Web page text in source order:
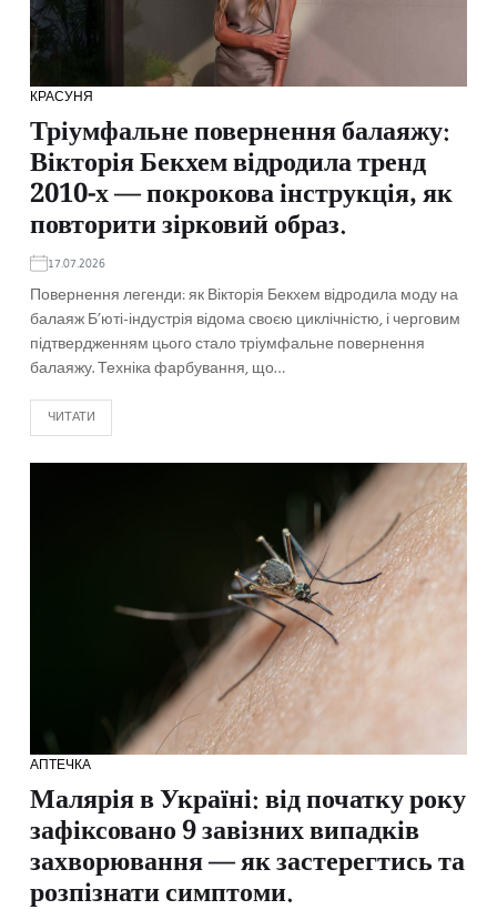
КРАСУНЯ
Тріумфальне повернення балаяжу:
Вікторія Бекхем відродила тренд
2010-х — покрокова інструкція, як
повторити зірковий образ.
17.07.2026
Повернення легенди: як Вікторія Бекхем відродила моду на
балаяж Б’юті-індустрія відома своєю циклічністю, і черговим
підтвердженням цього стало тріумфальне повернення
балаяжу. Техніка фарбування, що…
ЧИТАТИ
АПТЕЧКА
Малярія в Україні: від початку року
зафіксовано 9 завізних випадків
захворювання — як застерегтись та
розпізнати симптоми.